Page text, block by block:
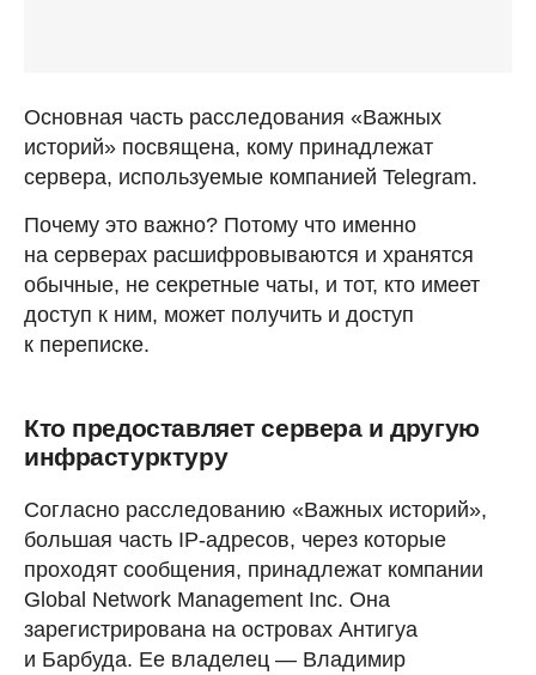
Основная часть расследования «Важных
историй» посвящена, кому принадлежат
сервера, используемые компанией Telegram.
Почему это важно? Потому что именно
на серверах расшифровываются и хранятся
обычные, не секретные чаты, и тот, кто имеет
доступ к ним, может получить и доступ
к переписке.
Кто предоставляет сервера и другую
инфрастурктуру
Согласно расследованию «Важных историй»,
большая часть IP-адресов, через которые
проходят сообщения, принадлежат компании
Global Network Management Inc. Она
зарегистрирована на островах Антигуа
и Барбуда. Ее владелец — Владимир